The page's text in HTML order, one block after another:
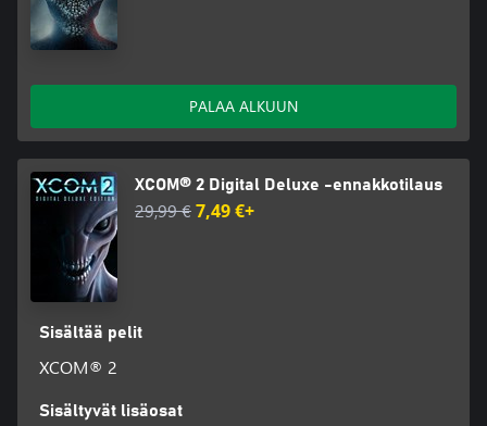
PALAA ALKUUN
XCOM® 2 Digital Deluxe -ennakkotilaus
29,99 €7,49 €+
Sisältää pelit
XCOM® 2
Sisältyvät lisäosat